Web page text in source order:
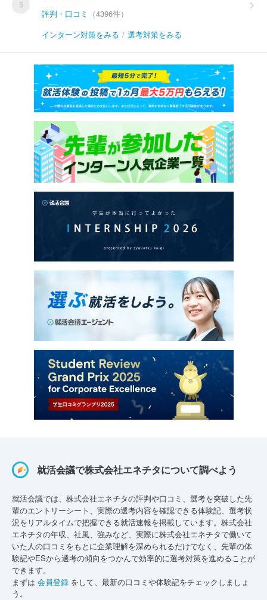
5
評判・口コミ
（4396件）
インターン対策をみる / 選考対策をみる
就活会議で株式会社エネチタについて調べよう
就活会議では、株式会社エネチタの評判や口コミ、選考を突破した先
輩のエントリーシート、実際の選考内容を確認できる体験記、選考状
況をリアルタイムで把握できる就活速報を掲載しています。株式会社
エネチタの年収、社風、強みなど、実際に株式会社エネチタで働いて
いた人の口コミをもとに企業理解を深められるだけでなく、先輩の体
験記やESから選考の傾向をつかんで効率的に選考対策を進めることが
できます。
まずは 会員登録 をして、最新の口コミや体験記をチェックしましょ
う。